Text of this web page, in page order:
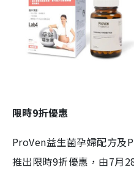
限時9折優惠
ProVen益生菌孕婦配方及
推出限時9折優惠，由7月